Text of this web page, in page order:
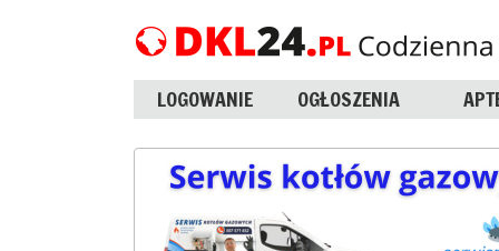
LOGOWANIE OGŁOSZENIA